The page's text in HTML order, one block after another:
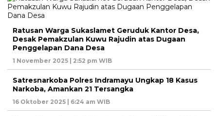
Ratusan Warga Sukaslamet Geruduk Kantor Desa,
Desak Pemakzulan Kuwu Rajudin atas Dugaan
Penggelapan Dana Desa
1 November 2025 | 2:52 pm WIB
Satresnarkoba Polres Indramayu Ungkap 18 Kasus
Narkoba, Amankan 21 Tersangka
16 Oktober 2025 | 6:24 am WIB